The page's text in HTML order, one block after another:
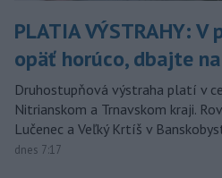
PLATIA VÝSTRAHY:
opäť horúco, dbajte
Druhostupňová výstraha platí v
Nitrianskom a Trnavskom kraji.
Lučenec a Veľký Krtíš v
dnes 7:17